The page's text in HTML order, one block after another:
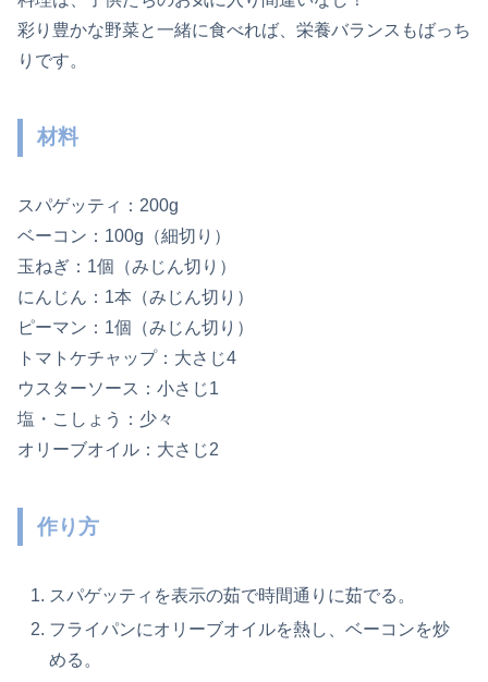
彩り豊かな野菜と一緒に食べれば、栄養バランスもばっち
りです。
材料
スパゲッティ：200g
ベーコン：100g（細切り）
玉ねぎ：1個（みじん切り）
にんじん：1本（みじん切り）
ピーマン：1個（みじん切り）
トマトケチャップ：大さじ4
ウスターソース：小さじ1
塩・こしょう：少々
オリーブオイル：大さじ2
作り方
スパゲッティを表示の茹で時間通りに茹でる。
フライパンにオリーブオイルを熱し、ベーコンを炒
める。